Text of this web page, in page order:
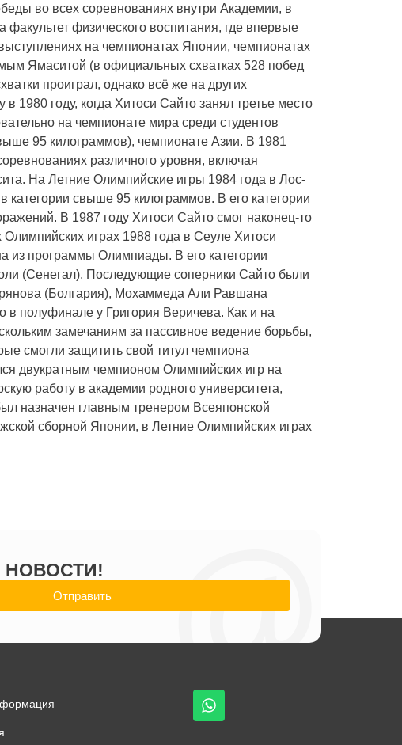
во всех соревнованиях внутри Академии, в
физического воспитания, где впервые
на чемпионатах Японии, чемпионатах
Ямаситой (в официальных схватках 528 побед
проиграл, однако всё же на других
1980 году, когда Хитоси Сайто занял третье место
на чемпионате мира среди студентов
95 килограммов), чемпионате Азии. В 1981
различного уровня, включая
На Летние Олимпийские игры 1984 года в Лос-
свыше 95 килограммов. В его категории
В 1987 году Хитоси Сайто смог наконец-то
играх 1988 года в Сеуле Хитоси
из программы Олимпиады. В его категории
(Сенегал). Последующие соперники Сайто были
(Болгария), Мохаммеда Али Равшана
полуфинале у Григория Веричева. Как и на
замечаниям за пассивное ведение борьбы,
смогли защитить свой титул чемпиона
двукратным чемпионом Олимпийских игр на
работу в академии родного университета,
назначен главным тренером Всеяпонской
сборной Японии, в Летние Олимпийских играх
@
Отправить